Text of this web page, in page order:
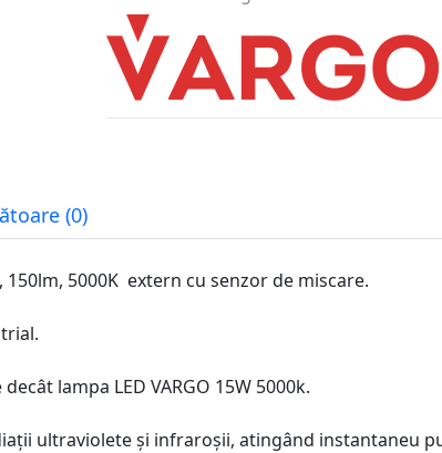
(0)
150lm, 5000K extern cu senzor de miscare.
lampa LED VARGO 15W 5000k.
ultraviolete și infraroșii, atingând instantaneu